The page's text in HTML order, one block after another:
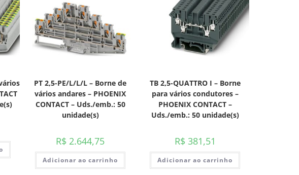
PT 2,5-PE/L/L/L – Borne de
vários andares – PHOENIX
CONTACT – Uds./emb.: 50
unidade(s)
R$ 2.644,75
Adicionar ao carrinho
TB 2,5-QUATTRO I – Borne
para vários condutores –
PHOENIX CONTACT –
Uds./emb.: 50 unidade(s)
R$ 381,51
Adicionar ao carrinho